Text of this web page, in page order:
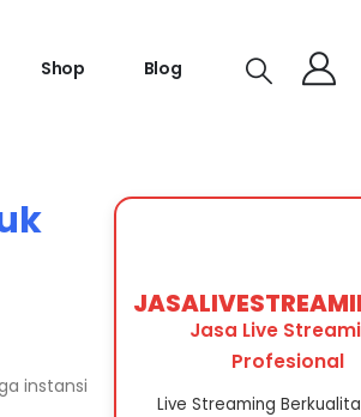
Shop Blog
instansi
Jasa Live
Profesional
Live Streaming